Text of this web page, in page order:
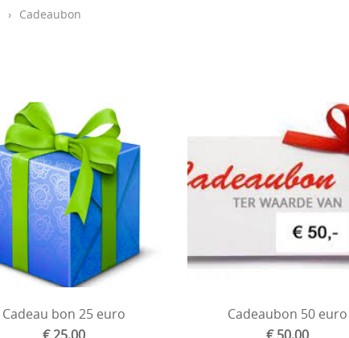
› Cadeaubon
Cadeau bon 25 euro
Cadeaubon 50 euro